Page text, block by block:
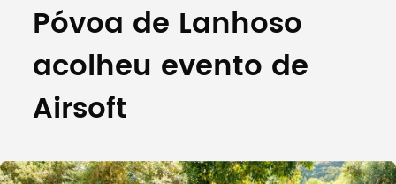
Procurar
Tipo de conteúdo
Póvoa de Lanhoso
acolheu evento de
Airsoft